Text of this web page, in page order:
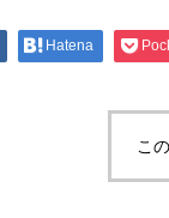
Hatena
こ